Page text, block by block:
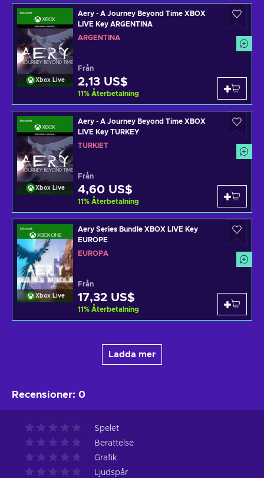
Xbox Live
Aery - A Journey Beyond Time XBOX
LIVE Key ARGENTINA
ARGENTINA
Från
2,13 US$
11% Återbetalning
Xbox Live
Aery - A Journey Beyond Time XBOX
LIVE Key TURKEY
TURKIET
Från
4,60 US$
11% Återbetalning
Xbox Live
Aery Series Bundle XBOX LIVE Key
EUROPE
EUROPA
Från
17,32 US$
11% Återbetalning
Ladda mer
Recensioner: 0
Spelet
Berättelse
Grafik
Ljudspår